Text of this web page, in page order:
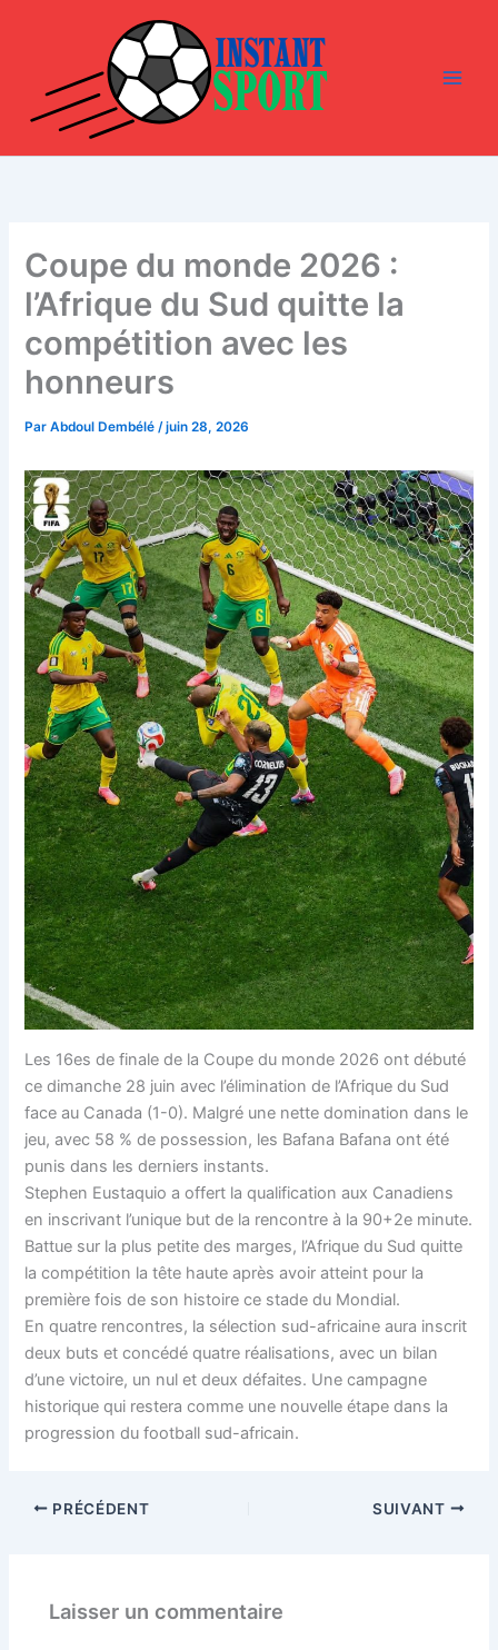
Coupe du monde 2026 :
l’Afrique du Sud quitte la
compétition avec les
honneurs
ParAbdoul Dembélé/juin 28, 2026
Les 16es de finale de la Coupe du monde 2026 ont débuté
ce dimanche 28 juin avec l’élimination de l’Afrique du Sud
face au Canada (1-0). Malgré une nette domination dans le
jeu, avec 58 % de possession, les Bafana Bafana ont été
punis dans les derniers instants.
Stephen Eustaquio a offert la qualification aux Canadiens
en inscrivant l’unique but de la rencontre à la 90+2e minute.
Battue sur la plus petite des marges, l’Afrique du Sud quitte
la compétition la tête haute après avoir atteint pour la
première fois de son histoire ce stade du Mondial.
En quatre rencontres, la sélection sud-africaine aura inscrit
deux buts et concédé quatre réalisations, avec un bilan
d’une victoire, un nul et deux défaites. Une campagne
historique qui restera comme une nouvelle étape dans la
progression du football sud-africain.
PRÉCÉDENT SUIVANT
Laisser un commentaire